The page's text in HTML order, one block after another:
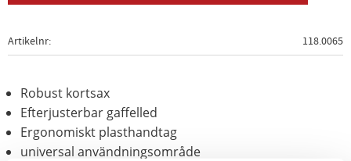
Artikelnr 118.0065
Robust kortsax
Efterjusterbar gaffelled
Ergonomiskt plasthandtag
universal användningsområde